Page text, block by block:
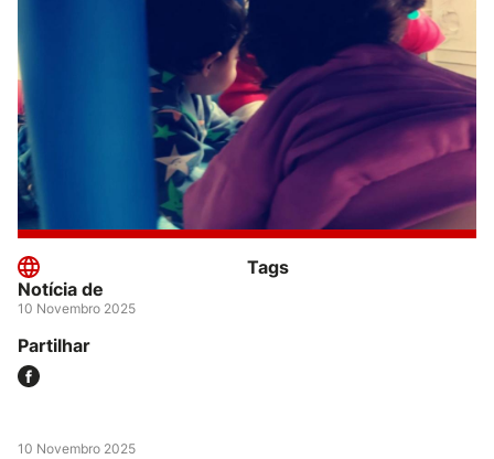
Notícia de
10 Novembro 2025
Tags
Partilhar
10 Novembro 2025